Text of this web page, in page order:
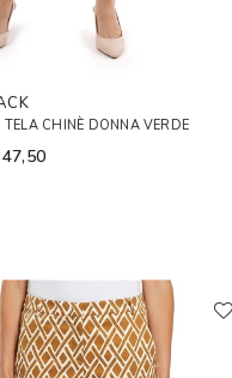
TELA CHINÈ DONNA VERDE